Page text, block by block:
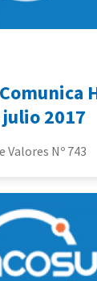
julio 2017
Nº 743